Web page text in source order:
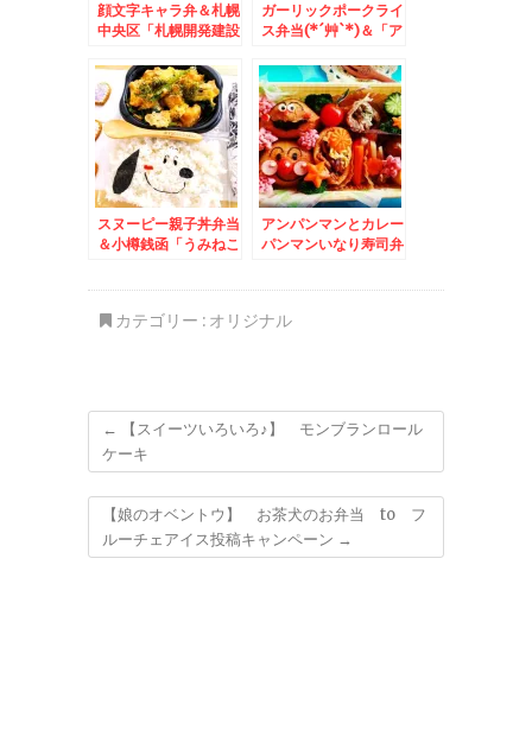
顔文字キャラ弁＆札幌
中央区「札幌開発建設
ニューがすごすぎる～
(*´艸`*)
ガーリックポークライ
ス弁当(*´艸`*)＆「ア
「ごちポ」くんグッズ
がめちゃめちゃおしゃ
れで使いやすい～＾＾
♪
スヌーピー親子丼弁当
＆小樽銭函「うみねこ
アンパンマンとカレー
パンマンいなり寿司弁
ターで北海道の旬いた
カテゴリー : オリジナル
←
【スイーツいろいろ♪】 モンブランロール
ケーキ
【娘のオベントウ】 お茶犬のお弁当 to フ
ルーチェアイス投稿キャンペーン →